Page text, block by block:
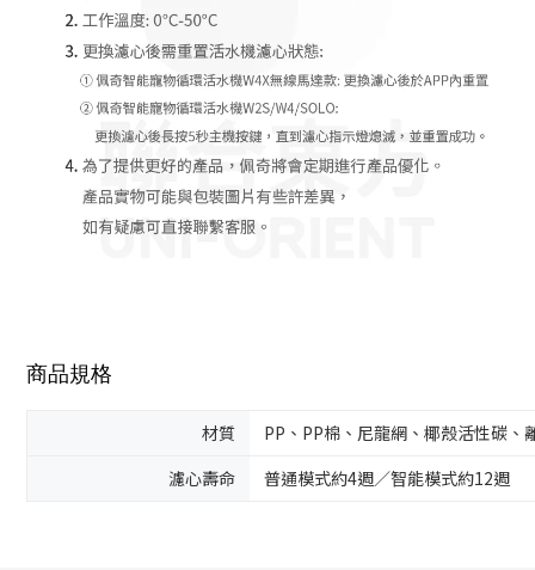
商品規格
材質
PP、PP棉、尼龍網、椰殼活性碳、
濾心壽命
普通模式約4週／智能模式約12週